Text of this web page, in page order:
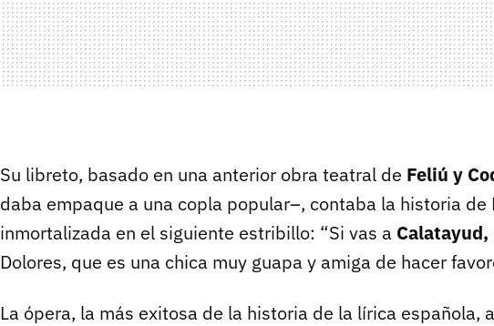
Su libreto, basado en una anterior obra teatral de Feliú y
daba empaque a una copla popular–, contaba la historia de
inmortalizada en el siguiente estribillo: “Si vas a Calatayud,
Dolores, que es una chica muy guapa y amiga de hacer
La ópera, la más exitosa de la historia de la lírica española,